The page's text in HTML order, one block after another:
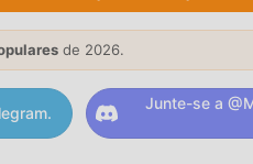
casual , noSpace Decor
o jogo e aproveitar a
de 2026.
Junte-se a